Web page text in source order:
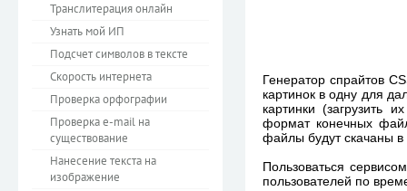
Транслитерация онлайн
Узнать мой ИП
Подсчет символов в тексте
Скорость интернета
Проверка орфографии
Проверка e-mail на
существование
Нанесение текста на
изображение
Генератор спрайтов
картинок в одну для
картинки (загрузить
формат конечных
файлы будут скачаны в
Пользоваться
пользователей по